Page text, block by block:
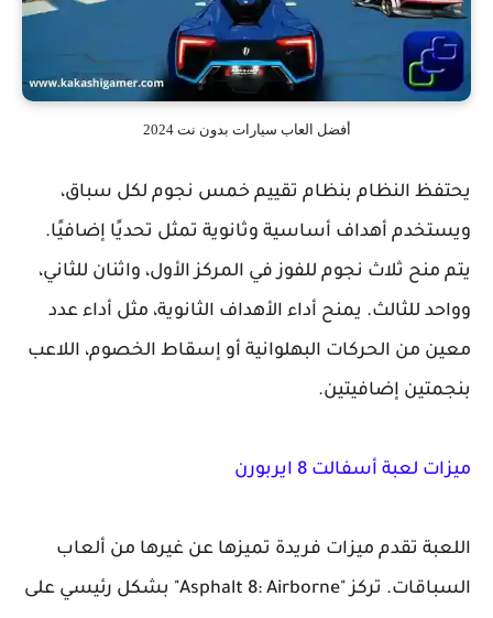
أفضل العاب سيارات بدون نت 2024
يحتفظ النظام بنظام تقييم خمس نجوم لكل سباق،
ويستخدم أهداف أساسية وثانوية تمثل تحديًا إضافيًا.
يتم منح ثلاث نجوم للفوز في المركز الأول، واثنان للثاني،
وواحد للثالث. يمنح أداء الأهداف الثانوية، مثل أداء عدد
معين من الحركات البهلوانية أو إسقاط الخصوم، اللاعب
بنجمتين إضافيتين.
ميزات لعبة أسفالت 8 ايربورن
اللعبة تقدم ميزات فريدة تميزها عن غيرها من ألعاب
السباقات. تركز "Asphalt 8: Airborne" بشكل رئيسي على